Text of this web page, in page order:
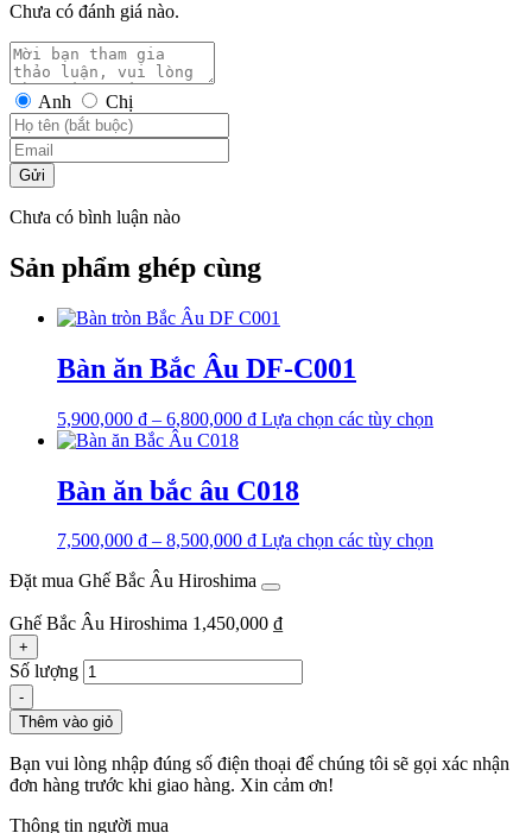
Chưa có đánh giá nào.
Anh Chị
Gửi
Chưa có bình luận nào
Sản phẩm ghép cùng
Bàn ăn Bắc Âu DF-C001
5,900,000 ₫ – 6,800,000 ₫ Lựa chọn các tùy chọn
Bàn ăn bắc âu C018
7,500,000 ₫ – 8,500,000 ₫ Lựa chọn các tùy chọn
Đặt mua Ghế Bắc Âu Hiroshima
Ghế Bắc Âu Hiroshima 1,450,000 ₫
+
Số lượng
-
Thêm vào giỏ
Bạn vui lòng nhập đúng số điện thoại để chúng tôi sẽ gọi xác nhận
đơn hàng trước khi giao hàng. Xin cảm ơn!
Thông tin người mua